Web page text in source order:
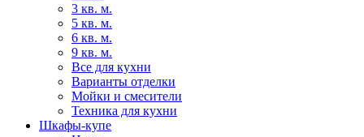
3 кв. м.
5 кв. м.
6 кв. м.
9 кв. м.
Все для кухни
Варианты отделки
Мойки и смесители
Техника для кухни
Шкафы-купе